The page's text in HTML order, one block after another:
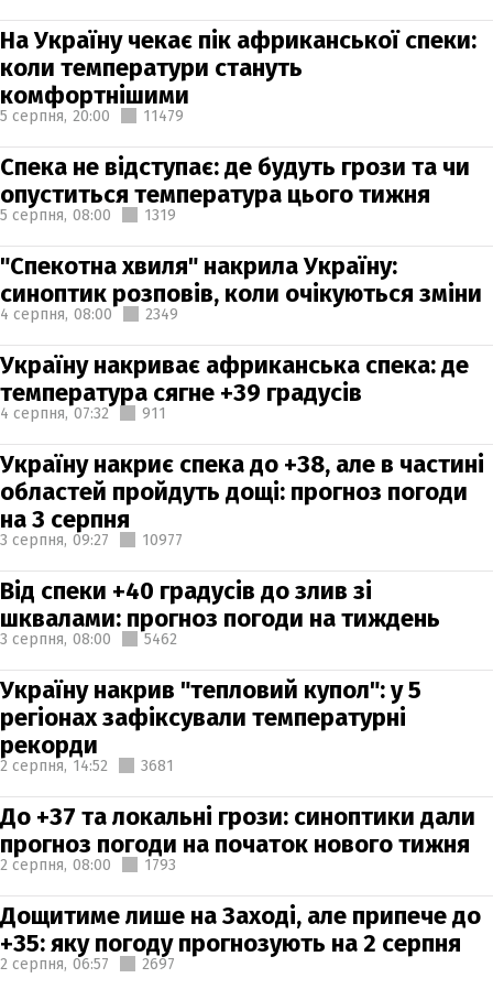
На Україну чекає пік африканської спеки:
коли температури стануть
комфортнішими
5 серпня, 20:00 11479
Спека не відступає: де будуть грози та чи
опуститься температура цього тижня
5 серпня, 08:00 1319
"Спекотна хвиля" накрила Україну:
синоптик розповів, коли очікуються зміни
4 серпня, 08:00 2349
Україну накриває африканська спека: де
температура сягне +39 градусів
4 серпня, 07:32 911
Україну накриє спека до +38, але в частині
областей пройдуть дощі: прогноз погоди
на 3 серпня
3 серпня, 09:27 10977
Від спеки +40 градусів до злив зі
шквалами: прогноз погоди на тиждень
3 серпня, 08:00 5462
Україну накрив "тепловий купол": у 5
регіонах зафіксували температурні
рекорди
2 серпня, 14:52 3681
До +37 та локальні грози: синоптики дали
прогноз погоди на початок нового тижня
2 серпня, 08:00 1793
Дощитиме лише на Заході, але припече до
+35: яку погоду прогнозують на 2 серпня
2 серпня, 06:57 2697